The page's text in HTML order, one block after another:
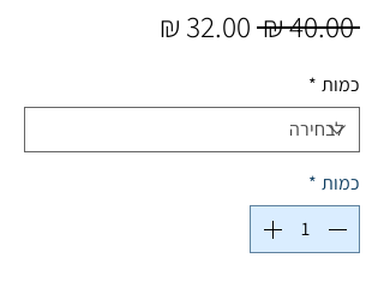
‏40.00 ‏₪
מחיר
כמות *
כמות *